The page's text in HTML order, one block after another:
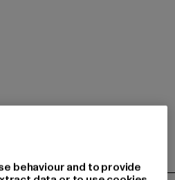
behaviour and to provide